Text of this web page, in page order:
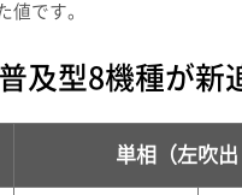
値です。
及型8機種が新
単相（左吹出